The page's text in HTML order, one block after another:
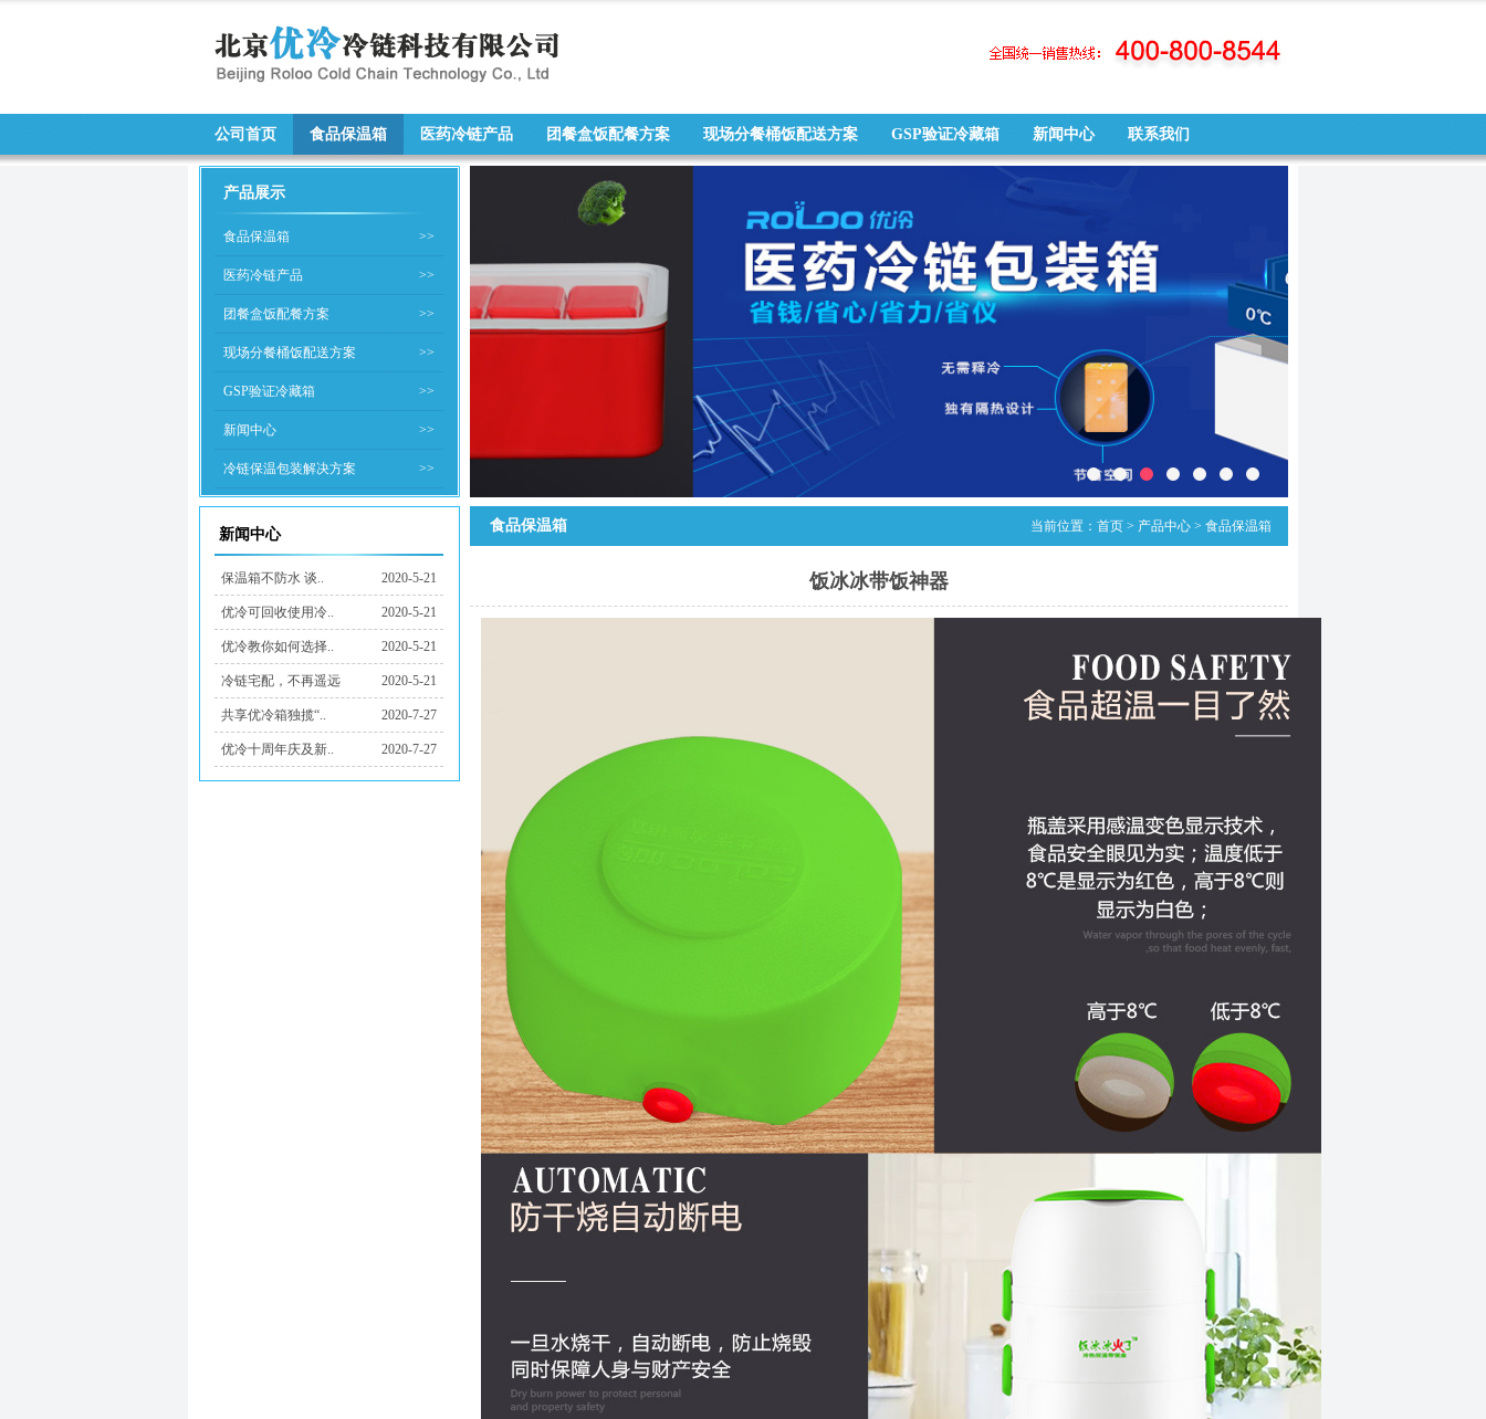
公司首页 食品保温箱 医药冷链产品 团餐盒饭配餐方案 现场分餐桶饭配送方案 GSP验证冷藏箱 新闻中心 联系我们
产品展示
食品保温箱 >>
医药冷链产品 >>
团餐盒饭配餐方案 >>
现场分餐桶饭配送方案 >>
GSP验证冷藏箱 >>
新闻中心 >>
冷链保温包装解决方案 >>
新闻中心
保温箱不防水 谈.. 2020-5-21
优冷可回收使用冷.. 2020-5-21
优冷教你如何选择.. 2020-5-21
冷链宅配，不再遥远 2020-5-21
共享优冷箱独揽“.. 2020-7-27
优冷十周年庆及新.. 2020-7-27
食品保温箱 当前位置： 首页> 产品中心> 食品保温箱
饭冰冰带饭神器